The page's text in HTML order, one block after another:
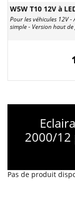
W5W T10 12V à
Pour les véhicules 12V
simple - Version haut de
2000/12
Pas de produit